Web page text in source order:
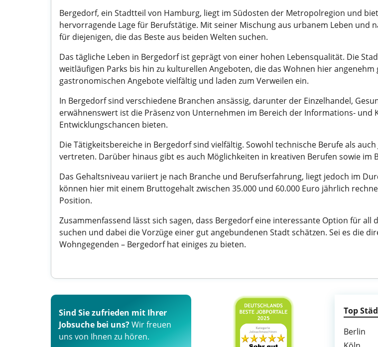
Bergedorf, ein Stadtteil von Hamburg, liegt im Südosten der Metropolregion und
hervorragende Lage für Berufstätige. Mit seiner Mischung aus urbanem Leben
für diejenigen, die das Beste aus beiden Welten suchen.
Das tägliche Leben in Bergedorf ist geprägt von einer hohen Lebensqualität. Die
weitläufigen Parks bis hin zu kulturellen Angeboten, die das Wohnen hier
gastronomischen Angebote vielfältig und laden zum Verweilen ein.
In Bergedorf sind verschiedene Branchen ansässig, darunter der Einzelhandel,
erwähnenswert ist die Präsenz von Unternehmen im Bereich der Informations-
Entwicklungschancen bieten.
Die Tätigkeitsbereiche in Bergedorf sind vielfältig. Sowohl technische Berufe als
vertreten. Darüber hinaus gibt es auch Möglichkeiten in kreativen Berufen sowie im
Das Gehaltsniveau variiert je nach Branche und Berufserfahrung, liegt jedoch im
können hier mit einem Bruttogehalt zwischen 35.000 und 60.000 Euro jährlich
Position.
Zusammenfassend lässt sich sagen, dass Bergedorf eine interessante Option für
suchen und dabei die Vorzüge einer gut angebundenen Stadt schätzen. Sei es die
Wohngegenden – Bergedorf hat einiges zu bieten.
Sind Sie zufrieden mit Ihrer
Jobsuche bei uns?Wir freuen
uns von Ihnen zu hören.
Top
Berlin